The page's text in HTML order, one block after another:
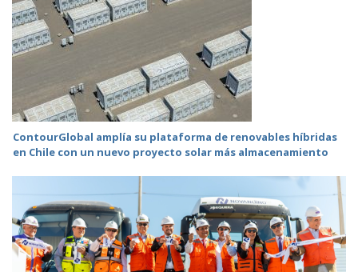
ContourGlobal amplía su plataforma de renovables híbridas
en Chile con un nuevo proyecto solar más almacenamiento